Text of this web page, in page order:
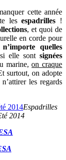
cette année
lesespadrilles !
, et quoi de
en corde pour
quelles
elle sont signées
marine,on craque
surtout, on adopte
les regards
Espadrilles
2014